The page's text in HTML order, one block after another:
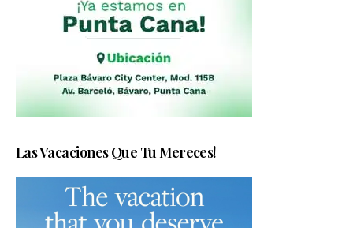
Las Vacaciones Que Tu Mereces!